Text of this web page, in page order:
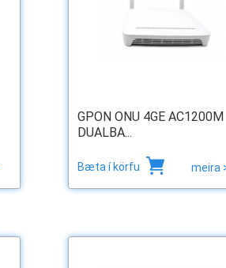
GPON ONU 4GE AC1200M
DUALBA...
Bæta í körfu meira